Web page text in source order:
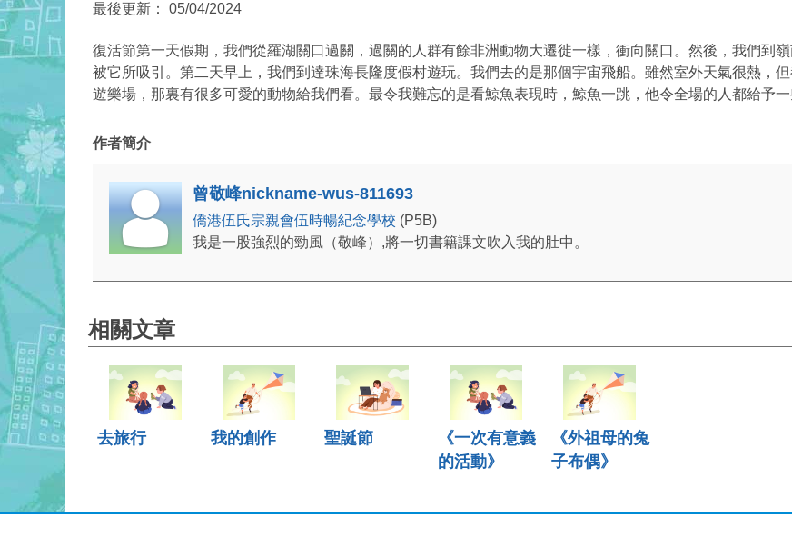
最後更新： 05/04/2024
復活節第一天假期，我們從羅湖關口過關，過關的人群有餘非洲動物大遷徙一樣，衝向關口。然後，我們到
被它所吸引。第二天早上，我們到達珠海長隆度假村遊玩。我們去的是那個宇宙飛船。雖然室外天氣很熱，
遊樂場，那裏有很多可愛的動物給我們看。最令我難忘的是看鯨魚表現時，鯨魚一跳，他令全場的人都給予一
作者簡介
曾敬峰nickname-wus-811693
僑港伍氏宗親會伍時暢紀念學校 (P5B)
我是一股強烈的勁風（敬峰）,將一切書籍課文吹入我的肚中。
相關文章
去旅行 我的創作 聖誕節
《一次有意義
的活動》
《外祖母的兔
子布偶》